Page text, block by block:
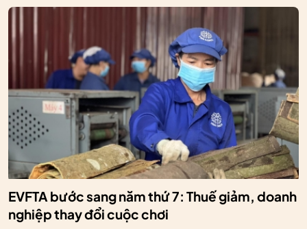
EVFTA bước sang năm thứ 7: Thuế giảm, doanh
nghiệp thay đổi cuộc chơi